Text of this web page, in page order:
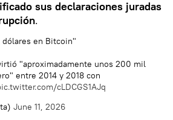
sus declaraciones juradas
.
en Bitcoin"
"aproximadamente unos 200 mil
entre 2014 y 2018 con
cLDCGS1AJq
June 11, 2026